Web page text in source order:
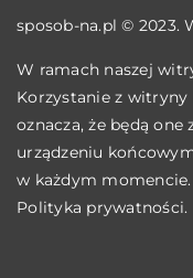
sposob-na.pl © 2023.
W ramach naszej
Korzystanie z
oznacza, że będą one
urządzeniu
w każdym
Polityka prywatności.